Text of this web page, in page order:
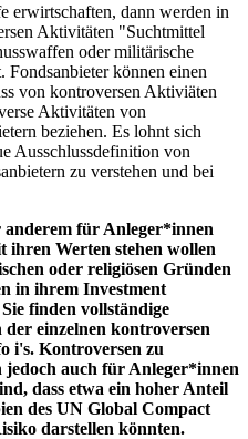
erwirtschaften, dann werden in
Aktivitäten "Suchtmittel
oder militärische
können einen
von kontroversen Aktiviäten
Aktivitäten von
beziehen. Es lohnt sich
Ausschlussdefinition von
zu verstehen und bei
für Anleger*innen
ihren Werten stehen wollen
oder religiösen Gründen
in ihrem Investment
finden vollständige
einzelnen kontroversen
i's. Kontroversen zu
auch für Anleger*innen
dass etwa ein hoher Anteil
des UN Global Compact
darstellen könnten.